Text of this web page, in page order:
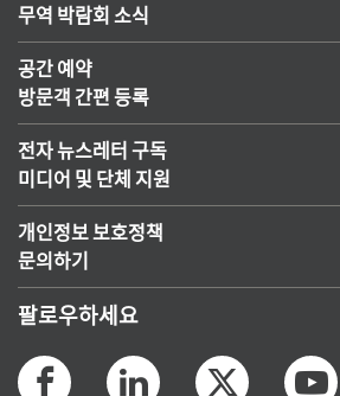
무역 박람회 소식
공간 예약
방문객 간편 등록
전자 뉴스레터 구독
미디어 및 단체 지원
개인정보 보호정책
문의하기
팔로우하세요